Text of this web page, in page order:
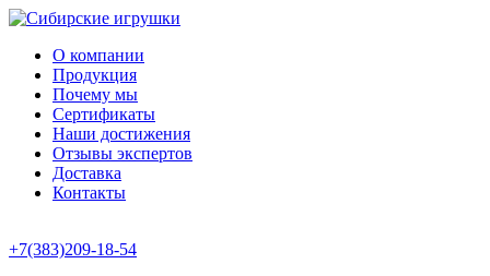
О компании
Продукция
Почему мы
Сертификаты
Наши достижения
Отзывы экспертов
Доставка
Контакты
+7(383)209-18-54